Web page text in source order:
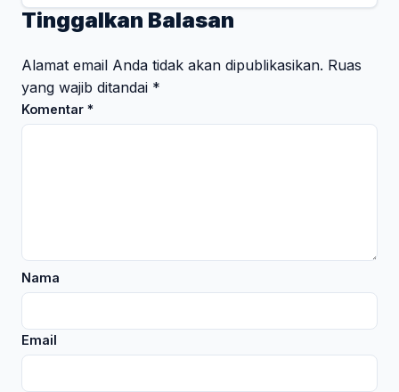
Tinggalkan Balasan
Alamat email Anda tidak akan dipublikasikan. Ruas
yang wajib ditandai *
Komentar *
Nama
Email